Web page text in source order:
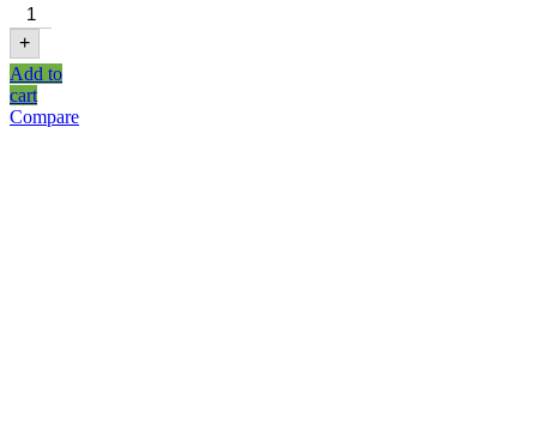
+
Add to
cart
Compare